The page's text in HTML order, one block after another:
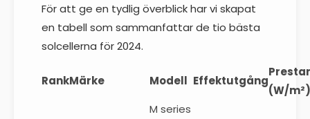
För att ge en tydlig överblick har vi skapat
en tabell som sammanfattar de tio bästa
solcellerna för 2024.
RankMärke Modell Effektutgång
(W/m²)
M series